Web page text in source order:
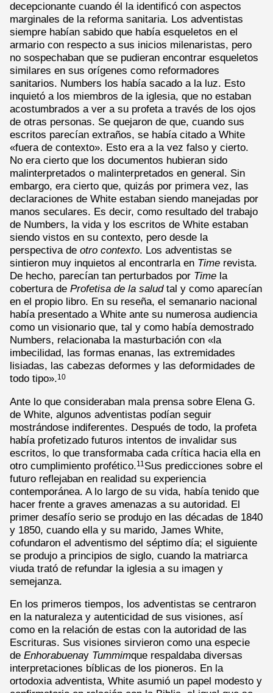
decepcionante cuando él la identificó con aspectos
marginales de la reforma sanitaria. Los adventistas
siempre habían sabido que había esqueletos en el
armario con respecto a sus inicios milenaristas, pero
no sospechaban que se pudieran encontrar esqueletos
similares en sus orígenes como reformadores
sanitarios. Numbers los había sacado a la luz. Esto
inquietó a los miembros de la iglesia, que no estaban
acostumbrados a ver a su profeta a través de los ojos
de otras personas. Se quejaron de que, cuando sus
escritos parecían extraños, se había citado a White
«fuera de contexto». Esto era a la vez falso y cierto.
No era cierto que los documentos hubieran sido
malinterpretados o malinterpretados en general. Sin
embargo, era cierto que, quizás por primera vez, las
declaraciones de White estaban siendo manejadas por
manos seculares. Es decir, como resultado del trabajo
de Numbers, la vida y los escritos de White estaban
siendo vistos en su contexto, pero desde la
perspectiva de otro contexto. Los adventistas se
sintieron muy inquietos al encontrarla en Time revista.
De hecho, parecían tan perturbados por Time la
cobertura de Profetisa de la saludtal y como aparecían
en el propio libro. En su reseña, el semanario nacional
había presentado a White ante su numerosa audiencia
como un visionario que, tal y como había demostrado
Numbers, relacionaba la masturbación con «la
imbecilidad, las formas enanas, las extremidades
lisiadas, las cabezas deformes y las deformidades de
todo tipo».10
Ante lo que consideraban mala prensa sobre Elena G.
de White, algunos adventistas podían seguir
mostrándose indiferentes. Después de todo, la profeta
había profetizado futuros intentos de invalidar sus
escritos, lo que transformaba cada crítica hacia ella en
otro cumplimiento profético.11 Sus predicciones sobre el
futuro reflejaban en realidad su experiencia
contemporánea. A lo largo de su vida, había tenido que
hacer frente a graves amenazas a su autoridad. El
primer desafío serio se produjo en las décadas de 1840
y 1850, cuando ella y su marido, James White,
cofundaron el adventismo del séptimo día; el siguiente
se produjo a principios de siglo, cuando la matriarca
viuda trató de refundar la iglesia a su imagen y
semejanza.
En los primeros tiempos, los adventistas se centraron
en la naturaleza y autenticidad de sus visiones, así
como en la relación de estas con la autoridad de las
Escrituras. Sus visiones sirvieron como una especie
de Enhorabuenay Tummimque respaldaba diversas
interpretaciones bíblicas de los pioneros. En la
ortodoxia adventista, White asumió un papel modesto y